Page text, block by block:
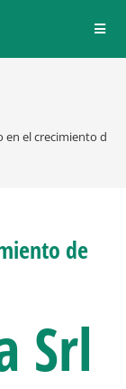
en el crecimiento de
de
Srl